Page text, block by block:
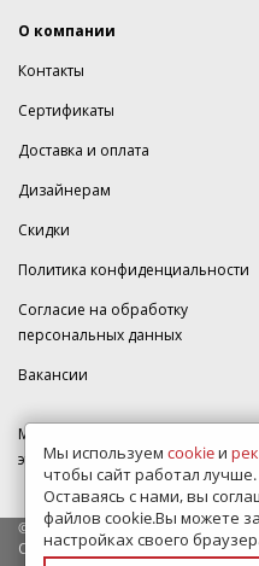
О компании
Контакты
Сертификаты
Доставка и оплата
Дизайнерам
Скидки
Политика конфиденциальности
Согласие на обработку
персональных данных
Вакансии
МКАД 2км внешняя сторона, д.
этаж, магазин Плитка-SDVK.
© 2009—2026 г. Все права
Обращаем Ваше внимание на то,
Мы используем cookieи
чтобы сайт работал лучше.
Оставаясь с нами, вы
файлов cookie.Вы можете
настройках своего